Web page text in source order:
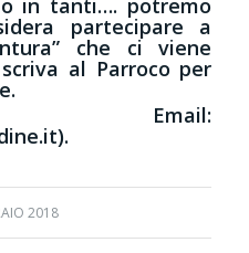
in tanti…. potremo
partecipare a
che ci viene
al Parroco per
Email:
).
2018